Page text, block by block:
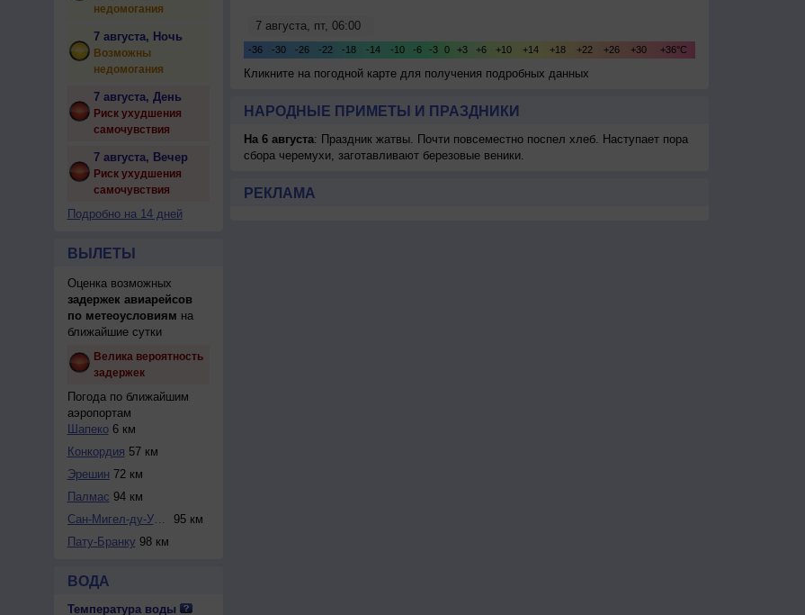
недомогания
7 августа, Ночь
Возможны
недомогания
7 августа, День
Риск ухудшения
самочувствия
7 августа, Вечер
Риск ухудшения
самочувствия
Подробно на 14 дней
ВЫЛЕТЫ
Оценка возможных
задержек авиарейсов
по метеоусловиям на
ближайшие сутки
Велика вероятность
задержек
Погода по ближайшим
аэропортам
Шапеко6 км
Конкордия 57 км
Эрешин 72 км
Палмас 94 км
Сан-Мигел-ду-Уэст...
95 км
Пату-Бранку 98 км
ВОДА
Температура воды
Кликните на погодной карте для получения подробных данных
НАРОДНЫЕ ПРИМЕТЫ И ПРАЗДНИКИ
На 6 августа: Праздник жатвы. Почти повсеместно поспел хлеб. Наступает пора
сбора черемухи, заготавливают березовые веники.
РЕКЛАМА